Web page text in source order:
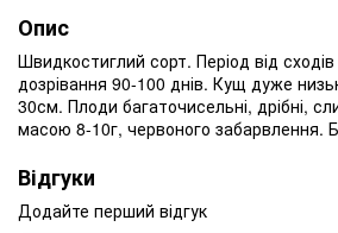
Опис
Швидкостиглий сорт. Період від
дозрівання 90-100 днів. Кущ дуже
30см. Плоди багаточисельні, дрібні,
масою 8-10г, червоного забарвлення.
Відгуки
Додайте перший відгук